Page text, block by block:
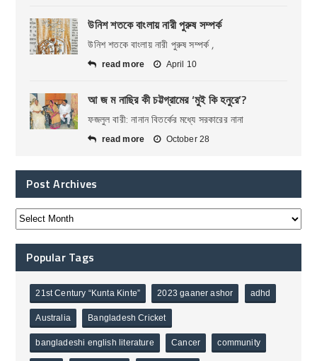
উনিশ শতকে বাংলায় নারী পুরুষ সম্পর্ক
উনিশ শতকে বাংলায় নারী পুরুষ সম্পর্ক ,
read more April 10
আ জ ম নাছির কী চট্টগ্রামের ‘মুই কি হনুরে’?
ফজলুল বারী: নানান বিতর্কের মধ্যে সরকারের নানা
read more October 28
Post Archives
Popular Tags
21st Century “Kunta Kinte” 2023 gaaner ashor adhd
Australia Bangladesh Cricket
bangladeshi english literature Cancer community